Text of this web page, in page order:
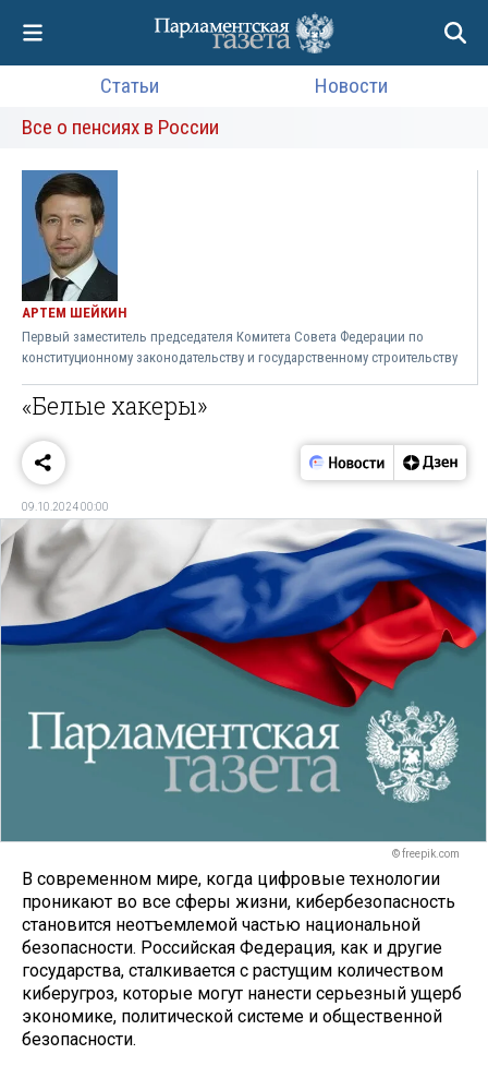
Статьи
Новости
Все о пенсиях в России
АРТЕМ ШЕЙКИН
Первый заместитель председателя Комитета Совета Федерации по
конституционному законодательству и государственному строительству
«Белые хакеры»
09.10.2024 00:00
© freepik.com
В современном мире, когда цифровые технологии
проникают во все сферы жизни, кибербезопасность
становится неотъемлемой частью национальной
безопасности. Российская Федерация, как и другие
государства, сталкивается с растущим количеством
киберугроз, которые могут нанести серьезный ущерб
экономике, политической системе и общественной
безопасности.